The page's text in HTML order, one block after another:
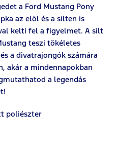
a Ford Mustang Pony
az elöl és a silten is
kelti fel a figyelmet. A silt
teszi tökéletes
a divatrajongók számára
akár a mindennapokban
a legendás
poliészter